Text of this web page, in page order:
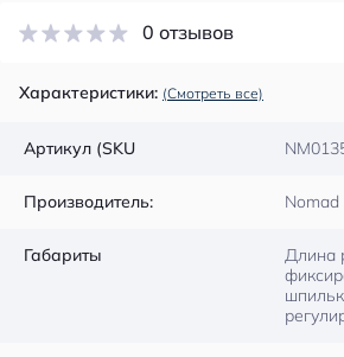
0 отзывов
Характеристики: (Смотреть все)
Артикул (SKU
Производитель: Nomad
Габариты
Длина